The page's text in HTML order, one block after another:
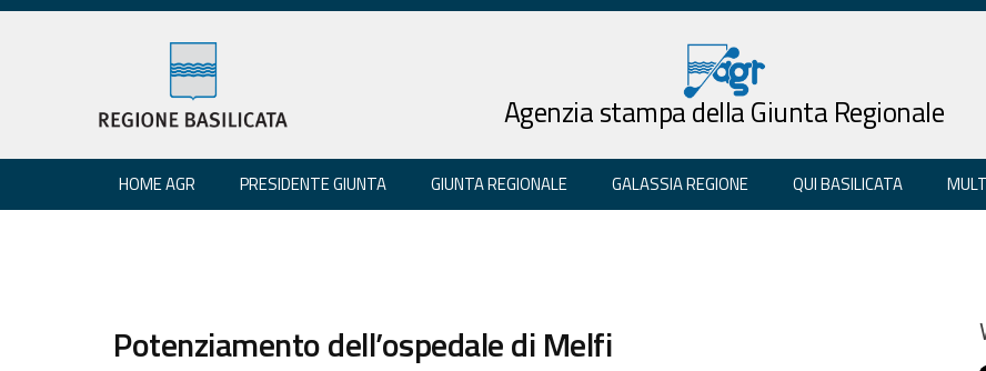
Agenzia stampa della Giunta Regionale
HOME AGR PRESIDENTE GIUNTA GIUNTA REGIONALE GALASSIA REGIONE QUI BASILICATA
Potenziamento dell’ospedale di Melfi